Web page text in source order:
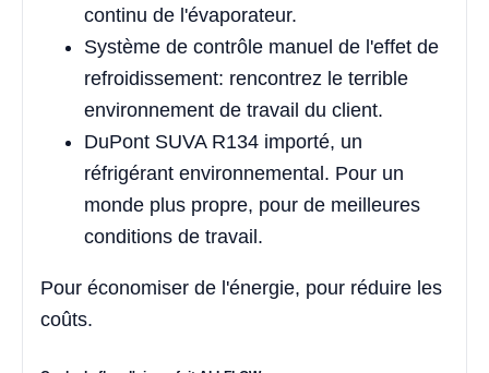
continu de l'évaporateur.
Système de contrôle manuel de l'effet de
refroidissement: rencontrez le terrible
environnement de travail du client.
DuPont SUVA R134 importé, un
réfrigérant environnemental. Pour un
monde plus propre, pour de meilleures
conditions de travail.
Pour économiser de l'énergie, pour réduire les
coûts.